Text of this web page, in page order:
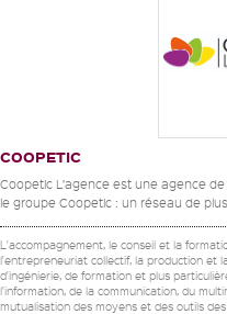
COOPETIC
Coopetic L’agence est une agence
le groupe Coopetic : un réseau de
L'accompagnement, le conseil et la
l'entrepreneuriat collectif, la production et
d'ingénierie, de formation et plus
l'information, de la communication, du
mutualisation des moyens et des outils